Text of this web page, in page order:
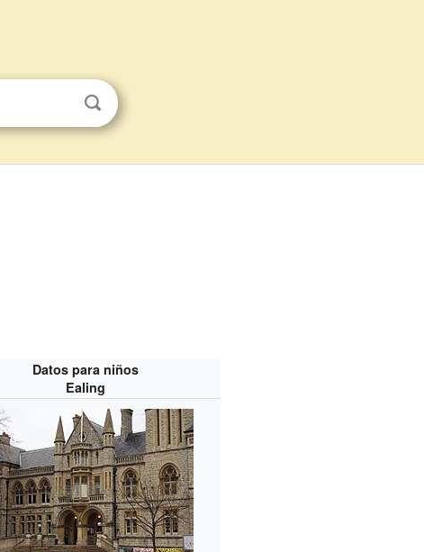
Datos para niños
Ealing